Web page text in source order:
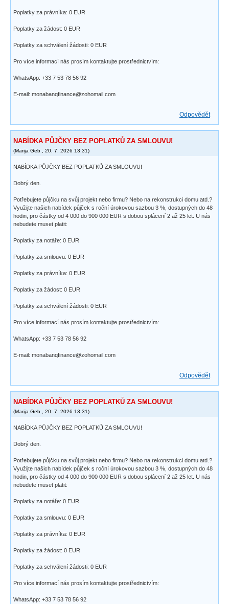
Poplatky za právníka: 0 EUR
Poplatky za žádost: 0 EUR
Poplatky za schválení žádosti: 0 EUR
Pro více informací nás prosím kontaktujte prostřednictvím:
WhatsApp: +33 7 53 78 56 92
E-mail: monabanqfinance@zohomail.com
Odpovědět
NABÍDKA PŮJČKY BEZ POPLATKŮ ZA SMLOUVU!
(Marija Geb , 20. 7. 2026 13:31)
NABÍDKA PŮJČKY BEZ POPLATKŮ ZA SMLOUVU!
Dobrý den.
Potřebujete půjčku na svůj projekt nebo firmu? Nebo na rekonstrukci domu atd.?
Využijte našich nabídek půjček s roční úrokovou sazbou 3 %, dostupných do 48
hodin, pro částky od 4 000 do 900 000 EUR s dobou splácení 2 až 25 let. U nás
nebudete muset platit:
Poplatky za notáře: 0 EUR
Poplatky za smlouvu: 0 EUR
Poplatky za právníka: 0 EUR
Poplatky za žádost: 0 EUR
Poplatky za schválení žádosti: 0 EUR
Pro více informací nás prosím kontaktujte prostřednictvím:
WhatsApp: +33 7 53 78 56 92
E-mail: monabanqfinance@zohomail.com
Odpovědět
NABÍDKA PŮJČKY BEZ POPLATKŮ ZA SMLOUVU!
(Marija Geb , 20. 7. 2026 13:31)
NABÍDKA PŮJČKY BEZ POPLATKŮ ZA SMLOUVU!
Dobrý den.
Potřebujete půjčku na svůj projekt nebo firmu? Nebo na rekonstrukci domu atd.?
Využijte našich nabídek půjček s roční úrokovou sazbou 3 %, dostupných do 48
hodin, pro částky od 4 000 do 900 000 EUR s dobou splácení 2 až 25 let. U nás
nebudete muset platit:
Poplatky za notáře: 0 EUR
Poplatky za smlouvu: 0 EUR
Poplatky za právníka: 0 EUR
Poplatky za žádost: 0 EUR
Poplatky za schválení žádosti: 0 EUR
Pro více informací nás prosím kontaktujte prostřednictvím:
WhatsApp: +33 7 53 78 56 92